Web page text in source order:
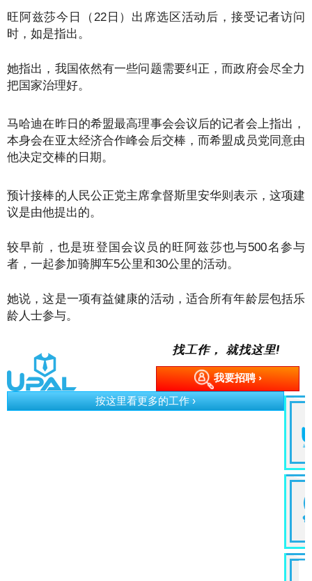
旺阿兹莎今日（22日）出席选区活动后，接受记者访问
时，如是指出。
她指出，我国依然有一些问题需要纠正，而政府会尽全力
把国家治理好。
马哈迪在昨日的希盟最高理事会会议后的记者会上指出，
本身会在亚太经济合作峰会后交棒，而希盟成员党同意由
他决定交棒的日期。
预计接棒的人民公正党主席拿督斯里安华则表示，这项建
议是由他提出的。
较早前，也是班登国会议员的旺阿兹莎也与500名参与
者，一起参加骑脚车5公里和30公里的活动。
她说，这是一项有益健康的活动，适合所有年龄层包括乐
龄人士参与。
找工作， 就找这里!
我要招聘 ›
按这里看更多的工作 ›